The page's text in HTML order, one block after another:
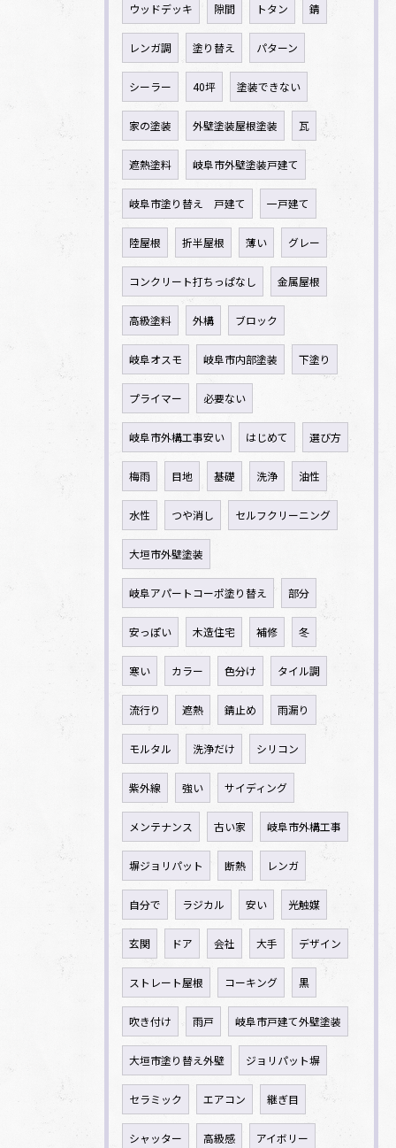
ウッドデッキ 隙間 トタン 錆
レンガ調 塗り替え パターン
シーラー 40坪 塗装できない
家の塗装 外壁塗装屋根塗装 瓦
遮熱塗料 岐阜市外壁塗装戸建て
岐阜市塗り替え 戸建て 一戸建て
陸屋根 折半屋根 薄い グレー
コンクリート打ちっぱなし 金属屋根
高級塗料 外構 ブロック
岐阜オスモ 岐阜市内部塗装 下塗り
プライマー 必要ない
岐阜市外構工事安い はじめて 選び方
梅雨 目地 基礎 洗浄 油性
水性 つや消し セルフクリーニング
大垣市外壁塗装
岐阜アパートコーポ塗り替え 部分
安っぽい 木造住宅 補修 冬
寒い カラー 色分け タイル調
流行り 遮熱 錆止め 雨漏り
モルタル 洗浄だけ シリコン
紫外線 強い サイディング
メンテナンス 古い家 岐阜市外構工事
塀ジョリパット 断熱 レンガ
自分で ラジカル 安い 光触媒
玄関 ドア 会社 大手 デザイン
ストレート屋根 コーキング 黒
吹き付け 雨戸 岐阜市戸建て外壁塗装
大垣市塗り替え外壁 ジョリパット塀
セラミック エアコン 継ぎ目
シャッター 高級感 アイボリー